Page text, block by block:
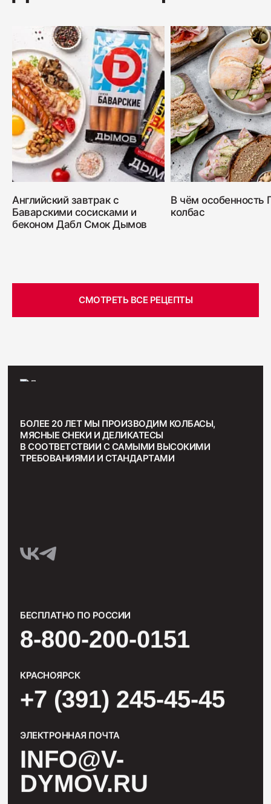
Английский завтрак с
Баварскими сосисками и
беконом Дабл Смок Дымов
В чём особенность
колбас
СМОТРЕТЬ ВСЕ РЕЦЕПТЫ
БОЛЕЕ 20 ЛЕТ МЫ ПРОИЗВОДИМ КОЛБАСЫ,
МЯСНЫЕ СНЕКИ И ДЕЛИКАТЕСЫ
В СООТВЕТСТВИИ С САМЫМИ ВЫСОКИМИ
ТРЕБОВАНИЯМИ И СТАНДАРТАМИ
БЕСПЛАТНО ПО РОССИИ
8-800-200-0151
КРАСНОЯРСК
+7 (391) 245-45-45
ЭЛЕКТРОННАЯ ПОЧТА
INFO@V-
DYMOV.RU